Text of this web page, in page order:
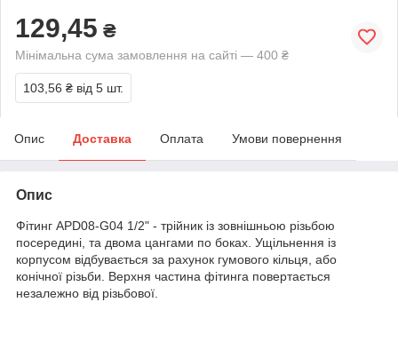
129,45 ₴
Мінімальна сума замовлення на сайті — 400 ₴
103,56 ₴ від 5 шт.
Опис Доставка Оплата Умови повернення
Опис
Фітинг APD08-G04 1/2" - трійник із зовнішньою різьбою
посередині, та двома цангами по боках. Ущільнення із
корпусом відбувається за рахунок гумового кільця, або
конічної різьби. Верхня частина фітинга повертається
незалежно від різьбової.